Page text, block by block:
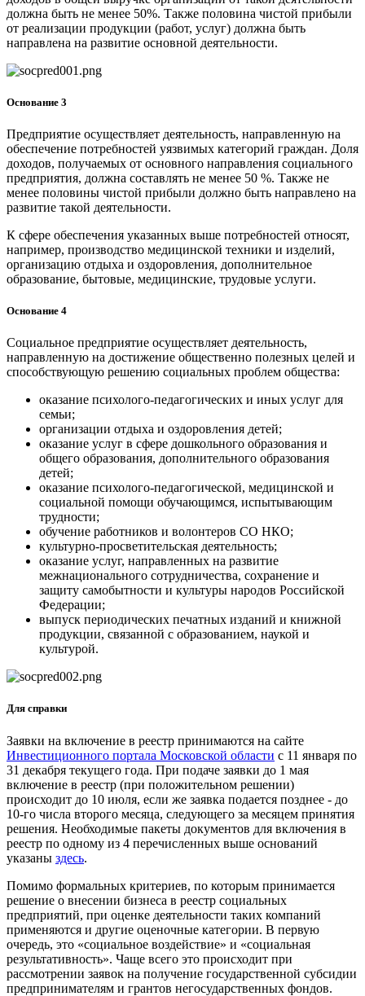
должна быть не менее 50%. Также половина чистой прибыли
от реализации продукции (работ, услуг) должна быть
направлена на развитие основной деятельности.
Основание 3
Предприятие осуществляет деятельность, направленную на
обеспечение потребностей уязвимых категорий граждан. Доля
доходов, получаемых от основного направления социального
предприятия, должна составлять не менее 50 %. Также не
менее половины чистой прибыли должно быть направлено на
развитие такой деятельности.
К сфере обеспечения указанных выше потребностей относят,
например, производство медицинской техники и изделий,
организацию отдыха и оздоровления, дополнительное
образование, бытовые, медицинские, трудовые услуги.
Основание 4
Социальное предприятие осуществляет деятельность,
направленную на достижение общественно полезных целей и
способствующую решению социальных проблем общества:
оказание психолого-педагогических и иных услуг для
семьи;
организации отдыха и оздоровления детей;
оказание услуг в сфере дошкольного образования и
общего образования, дополнительного образования
детей;
оказание психолого-педагогической, медицинской и
социальной помощи обучающимся, испытывающим
трудности;
обучение работников и волонтеров СО НКО;
культурно-просветительская деятельность;
оказание услуг, направленных на развитие
межнационального сотрудничества, сохранение и
защиту самобытности и культуры народов Российской
Федерации;
выпуск периодических печатных изданий и книжной
продукции, связанной с образованием, наукой и
культурой.
Для справки
Заявки на включение в реестр принимаются на сайте
Инвестиционного портала Московской области с 11 января по
31 декабря текущего года. При подаче заявки до 1 мая
включение в реестр (при положительном решении)
происходит до 10 июля, если же заявка подается позднее - до
10-го числа второго месяца, следующего за месяцем принятия
решения. Необходимые пакеты документов для включения в
реестр по одному из 4 перечисленных выше оснований
указаны здесь.
Помимо формальных критериев, по которым принимается
решение о внесении бизнеса в реестр социальных
предприятий, при оценке деятельности таких компаний
применяются и другие оценочные категории. В первую
очередь, это «социальное воздействие» и «социальная
результативность». Чаще всего это происходит при
рассмотрении заявок на получение государственной субсидии
предпринимателям и грантов негосударственных фондов.